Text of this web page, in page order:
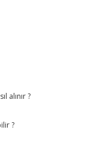
alınır ?
?